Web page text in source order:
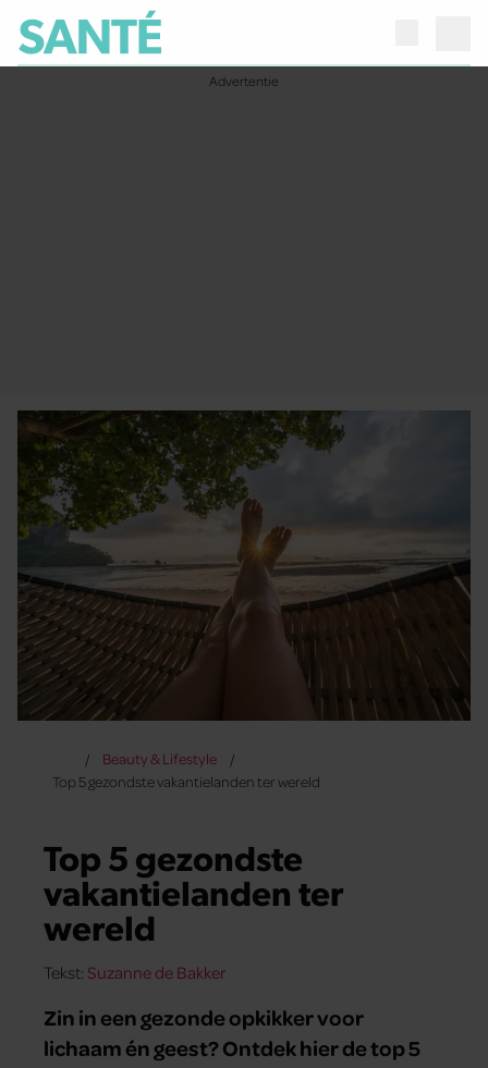
Beauty & Lifestyle
Top 5 gezondste vakantielanden ter wereld
Top 5 gezondste
vakantielanden ter
wereld
Tekst: Suzanne de Bakker
Zin in een gezonde opkikker voor
lichaam én geest? Ontdek hier de top 5